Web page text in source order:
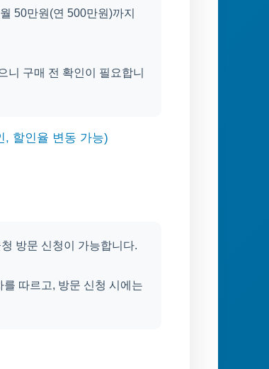
50만원(연 500만원)까지
니 구매 전 확인이 필요합니
, 할인율 변동 가능)
방문 신청이 가능합니다.
따르고, 방문 신청 시에는